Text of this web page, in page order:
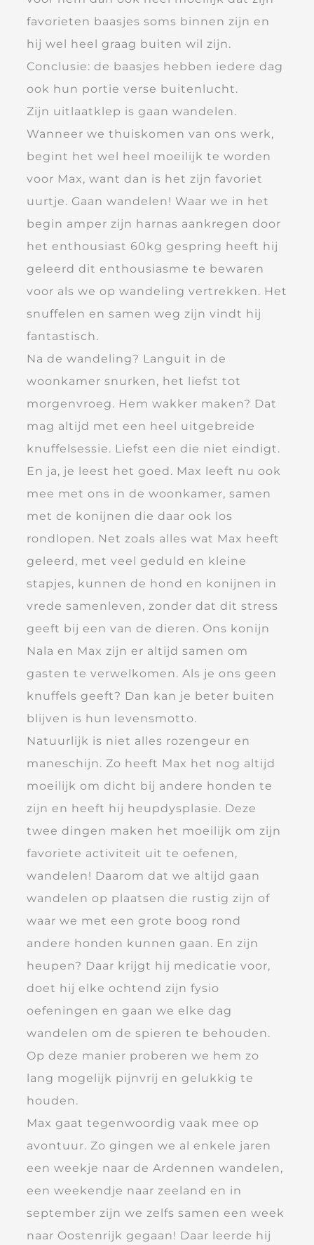
favorieten baasjes soms binnen zijn en
hij wel heel graag buiten wil zijn.
Conclusie: de baasjes hebben iedere dag
ook hun portie verse buitenlucht.
Zijn uitlaatklep is gaan wandelen.
Wanneer we thuiskomen van ons werk,
begint het wel heel moeilijk te worden
voor Max, want dan is het zijn favoriet
uurtje. Gaan wandelen! Waar we in het
begin amper zijn harnas aankregen door
het enthousiast 60kg gespring heeft hij
geleerd dit enthousiasme te bewaren
voor als we op wandeling vertrekken. Het
snuffelen en samen weg zijn vindt hij
fantastisch.
Na de wandeling? Languit in de
woonkamer snurken, het liefst tot
morgenvroeg. Hem wakker maken? Dat
mag altijd met een heel uitgebreide
knuffelsessie. Liefst een die niet eindigt.
En ja, je leest het goed. Max leeft nu ook
mee met ons in de woonkamer, samen
met de konijnen die daar ook los
rondlopen. Net zoals alles wat Max heeft
geleerd, met veel geduld en kleine
stapjes, kunnen de hond en konijnen in
vrede samenleven, zonder dat dit stress
geeft bij een van de dieren. Ons konijn
Nala en Max zijn er altijd samen om
gasten te verwelkomen. Als je ons geen
knuffels geeft? Dan kan je beter buiten
blijven is hun levensmotto.
Natuurlijk is niet alles rozengeur en
maneschijn. Zo heeft Max het nog altijd
moeilijk om dicht bij andere honden te
zijn en heeft hij heupdysplasie. Deze
twee dingen maken het moeilijk om zijn
favoriete activiteit uit te oefenen,
wandelen! Daarom dat we altijd gaan
wandelen op plaatsen die rustig zijn of
waar we met een grote boog rond
andere honden kunnen gaan. En zijn
heupen? Daar krijgt hij medicatie voor,
doet hij elke ochtend zijn fysio
oefeningen en gaan we elke dag
wandelen om de spieren te behouden.
Op deze manier proberen we hem zo
lang mogelijk pijnvrij en gelukkig te
houden.
Max gaat tegenwoordig vaak mee op
avontuur. Zo gingen we al enkele jaren
een weekje naar de Ardennen wandelen,
een weekendje naar zeeland en in
september zijn we zelfs samen een week
naar Oostenrijk gegaan! Daar leerde hij